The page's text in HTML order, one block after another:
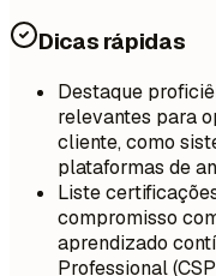
Dicas rápidas
Destaque
relevantes para
cliente, como
plataformas de
Liste
compromisso
aprendizado
Professional